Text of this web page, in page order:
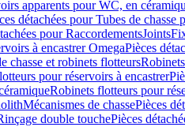
apparents pour WC, en
détachées pour Tubes de chasse
pour RaccordementsJoints
à encastrer OmegaPièces
chasse et robinets flotteurs
pour réservoirs à encastrer
Robinets flotteurs pour
Mécanismes de chassePièces
double touchePièces